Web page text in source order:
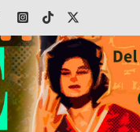
FacebookInstagram
Tiktok